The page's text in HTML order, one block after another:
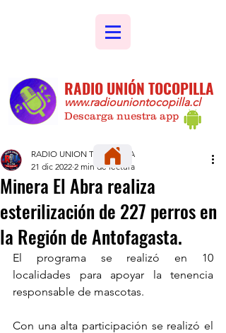
RADIO UNIÓN TOCOPILLA
www.radiouniontocopilla.cl
Descarga nuestra app
Minera El Abra realiza
esterilización de 227 perros en
la Región de Antofagasta.
RADIO UNION TOCOPILLA
21 dic 2022 2 min de lectura
El programa se realizó en 10
localidades para apoyar la tenencia
responsable de mascotas.
Con una alta participación se realizó el